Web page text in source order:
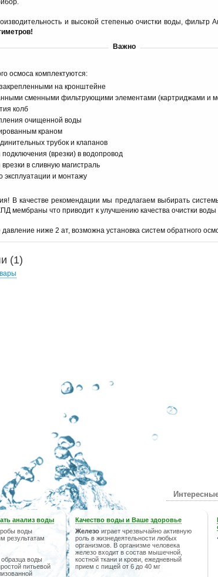
и высокой степенью очистки воды, фильтр
Важно
осмоса комплектуются:
на кронштейне
сменными фильтрующими элементами (картриджами и
колб
очищенной воды
краном
трубок и клапанов
(врезки) в водопровод
в сливную магистраль
эксплуатации и монтажу
В качестве рекомендации мы предлагаем выбирать
мембраны что приводит к улучшению качества очистки воды
давление ниже 2 ат, возможна установка систем обратного
(1)
анализ воды
воды
результатам
образца воды
питьевой
Качество воды и Ваше здоровье
Железо играет чрезвычайно активную
роль в жизнедеятельности любых
организмов. В организме человека
железо входит в состав мышечной,
костной ткани и крови, ежедневный
прием с пищей от 6 до 40 мг